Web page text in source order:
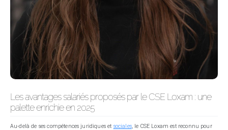
Les avantages salariés proposés par le CSE Loxam : une
palette enrichie en 2025
Au-delà de ses compétences juridiques et sociales, le CSE Loxam est reconnu pour